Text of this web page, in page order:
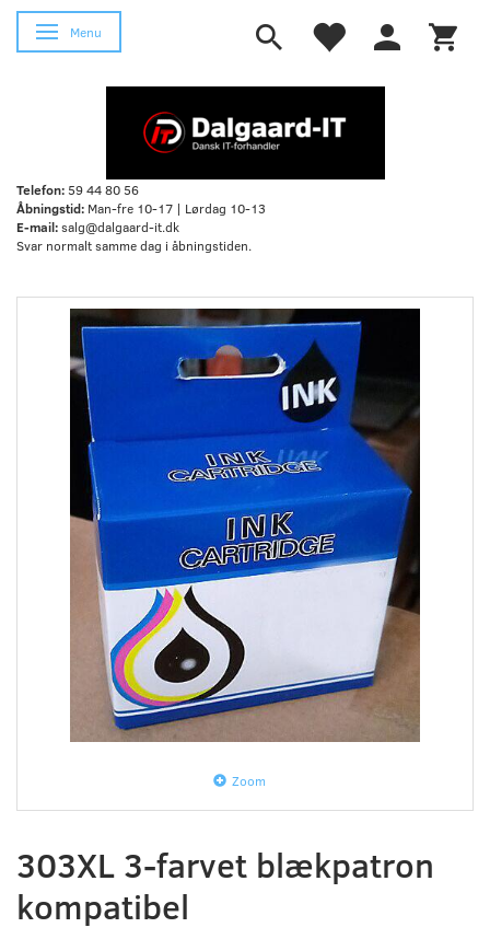
Skifte navigation
Menu
Telefon:59 44 80 56
Åbningstid: Man-fre 10-17 | Lørdag 10-13
E-mail:salg@dalgaard-it.dk
Svar normalt samme dag i åbningstiden.
Zoom
303XL 3-farvet blækpatron
kompatibel